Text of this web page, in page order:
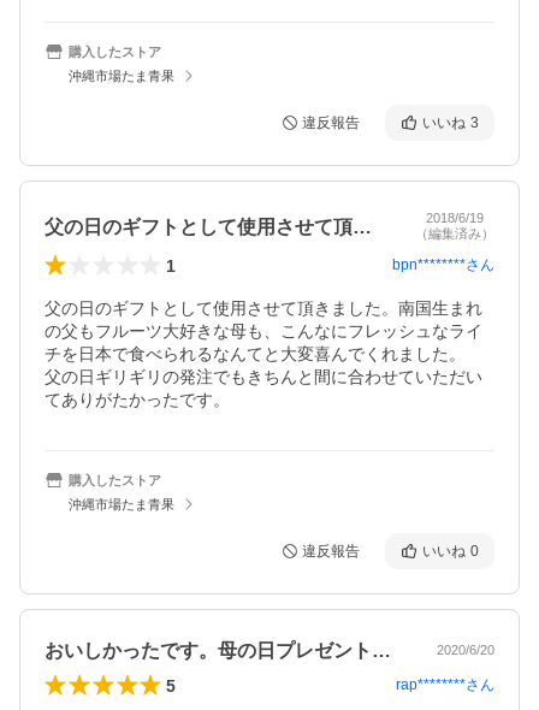
購入したストア
沖縄市場たま青果
違反報告 いいね 3
父の日のギフトとして使用させて頂きまし…
2018/6/19
（編集済み）
1 bpn********さん
父の日のギフトとして使用させて頂きました。南国生まれ
の父もフルーツ大好きな母も、こんなにフレッシュなライ
チを日本で食べられるなんてと大変喜んでくれました。
父の日ギリギリの発注でもきちんと間に合わせていただい
てありがたかったです。
購入したストア
沖縄市場たま青果
違反報告 いいね 0
おいしかったです。母の日プレゼントとし… 2020/6/20
5 rap********さん